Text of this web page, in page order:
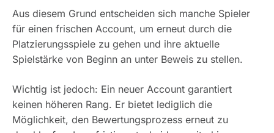
Aus diesem Grund entscheiden sich manche Spieler
für einen frischen Account, um erneut durch die
Platzierungsspiele zu gehen und ihre aktuelle
Spielstärke von Beginn an unter Beweis zu stellen.
Wichtig ist jedoch: Ein neuer Account garantiert
keinen höheren Rang. Er bietet lediglich die
Möglichkeit, den Bewertungsprozess erneut zu